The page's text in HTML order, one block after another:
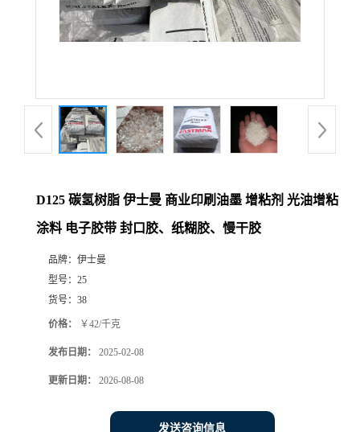
D125 碳氢树脂 伊士曼 商业印刷油墨 增粘剂 光油增粘
涂料 电子胶带 封口胶、纸糊胶、慢干胶
型号：25